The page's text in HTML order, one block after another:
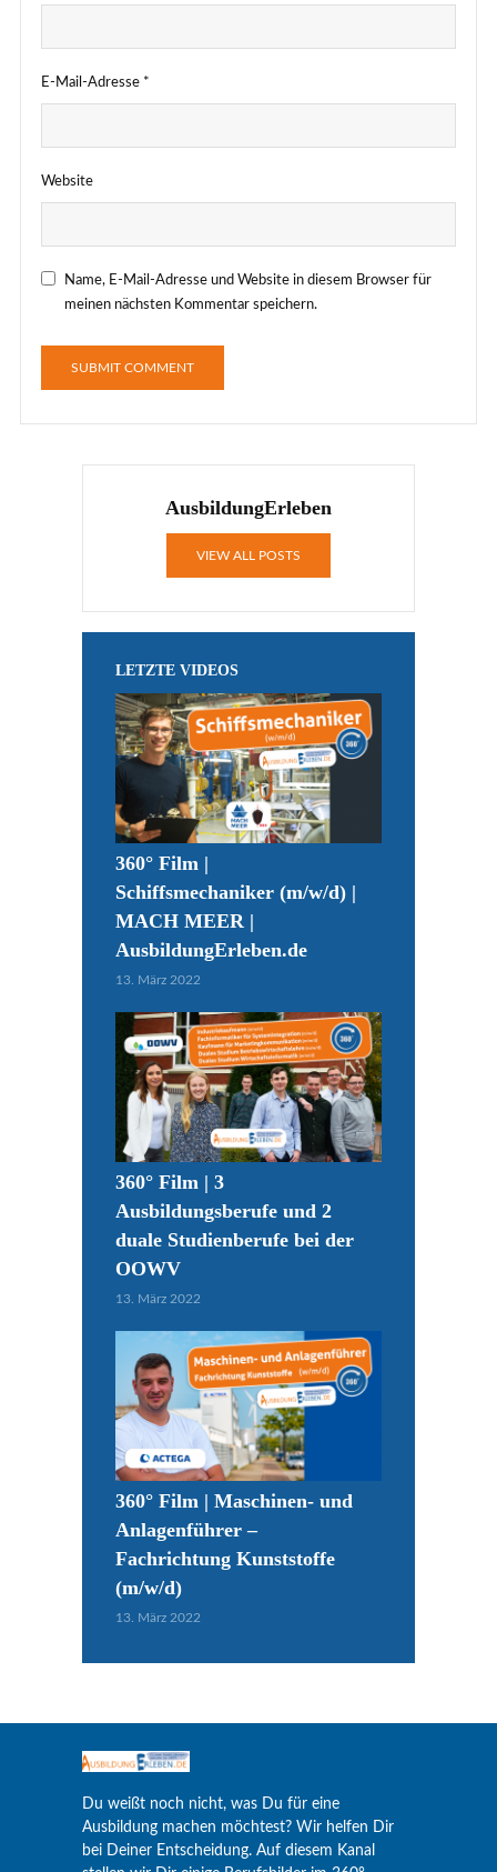
E-Mail-Adresse *
Website
Name, E-Mail-Adresse und Website in diesem Browser für
meinen nächsten Kommentar speichern.
AusbildungErleben
VIEW ALL POSTS
LETZTE VIDEOS
360° Film |
Schiffsmechaniker (m/w/d) |
MACH MEER |
AusbildungErleben.de
13. März 2022
360° Film | 3
Ausbildungsberufe und 2
duale Studienberufe bei der
OOWV
13. März 2022
360° Film | Maschinen- und
Anlagenführer –
Fachrichtung Kunststoffe
(m/w/d)
13. März 2022
Du weißt noch nicht, was Du für eine
Ausbildung machen möchtest? Wir helfen Dir
bei Deiner Entscheidung. Auf diesem Kanal